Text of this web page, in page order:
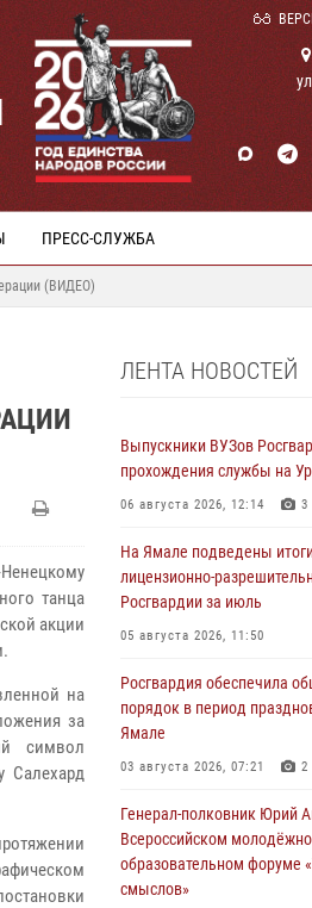
ПРЕСС-СЛУЖБА
(ВИДЕО)
танца
акции
на
за
символ
Салехард
ЛЕНТА НОВОСТЕЙ
Выпускники ВУЗов
прохождения службы на
06 августа 2026, 12:14 3
На Ямале подведены
лицензионно-
Росгвардии за июль
05 августа 2026, 11:50
Росгвардия обеспечила
порядок в период
Ямале
03 августа 2026, 07:21 2
Генерал-полковник Юрий
Всероссийском
образовательном форуме
смыслов»